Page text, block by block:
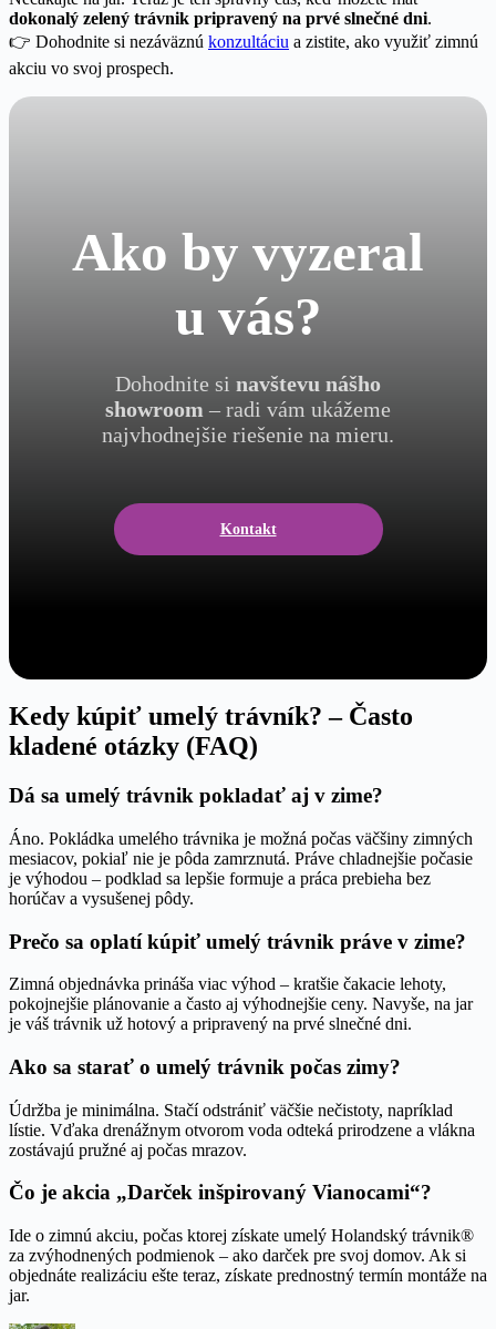
dokonalý zelený trávnik pripravený na prvé slnečné dni.
👉 Dohodnite si nezáväznú konzultáciu a zistite, ako využiť zimnú
akciu vo svoj prospech.
Ako by vyzeral
u vás?
Dohodnite si navštevu nášho
showroom – radi vám ukážeme
najvhodnejšie riešenie na mieru.
Kontakt
Kedy kúpiť umelý trávník? – Často
kladené otázky (FAQ)
Dá sa umelý trávnik pokladať aj v zime?
Áno. Pokládka umelého trávnika je možná počas väčšiny zimných
mesiacov, pokiaľ nie je pôda zamrznutá. Práve chladnejšie počasie
je výhodou – podklad sa lepšie formuje a práca prebieha bez
horúčav a vysušenej pôdy.
Prečo sa oplatí kúpiť umelý trávnik práve v zime?
Zimná objednávka prináša viac výhod – kratšie čakacie lehoty,
pokojnejšie plánovanie a často aj výhodnejšie ceny. Navyše, na jar
je váš trávnik už hotový a pripravený na prvé slnečné dni.
Ako sa starať o umelý trávnik počas zimy?
Údržba je minimálna. Stačí odstrániť väčšie nečistoty, napríklad
lístie. Vďaka drenážnym otvorom voda odteká prirodzene a vlákna
zostávajú pružné aj počas mrazov.
Čo je akcia „Darček inšpirovaný Vianocami“?
Ide o zimnú akciu, počas ktorej získate umelý Holandský trávnik®
za zvýhodnených podmienok – ako darček pre svoj domov. Ak si
objednáte realizáciu ešte teraz, získate prednostný termín montáže na
jar.